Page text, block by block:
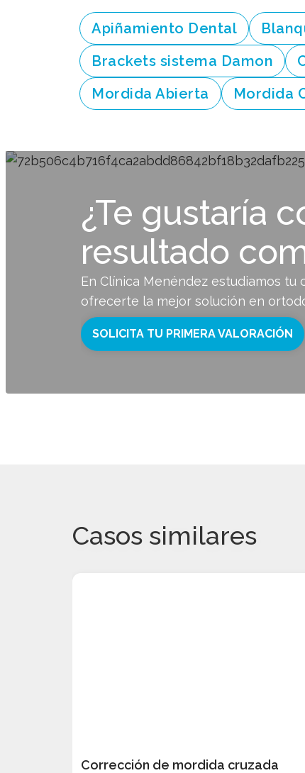
Apiñamiento Dental
Brackets sistema Damon
Mordida Abierta
Mordida
¿Te gustaría
resultado
En Clínica Menéndez estudiamos
ofrecerte la mejor solución en
SOLICITA TU PRIMERA VALORACIÓN
Casos similares
Corrección de mordida cruzada